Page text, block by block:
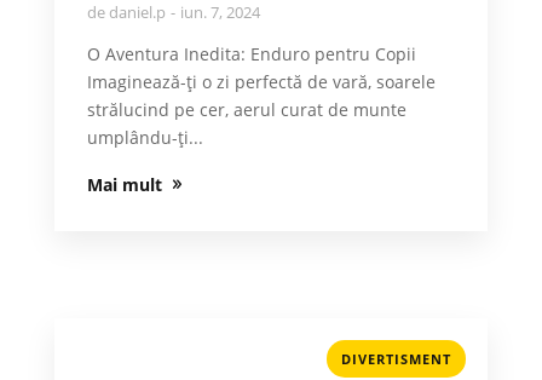
de daniel.p iun. 7, 2024
O Aventura Inedita: Enduro pentru Copii
Imaginează-ți o zi perfectă de vară, soarele
strălucind pe cer, aerul curat de munte
umplându-ți...
Mai mult
DIVERTISMENT